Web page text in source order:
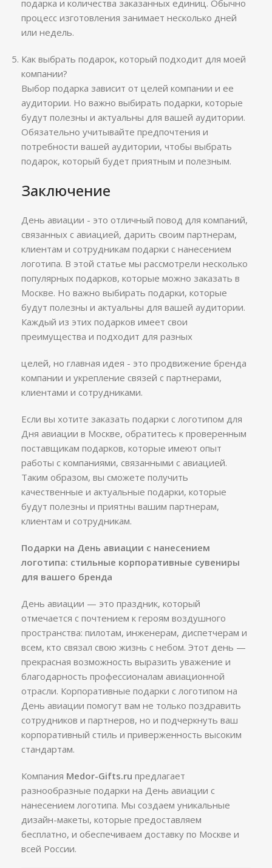
подарка и количества заказанных единиц. Обычно
процесс изготовления занимает несколько дней
или недель.
Как выбрать подарок, который подходит для моей
компании?
Выбор подарка зависит от целей компании и ее
аудитории. Но важно выбирать подарки, которые
будут полезны и актуальны для вашей аудитории.
Обязательно учитывайте предпочтения и
потребности вашей аудитории, чтобы выбрать
подарок, который будет приятным и полезным.
Заключение
День авиации - это отличный повод для компаний,
связанных с авиацией, дарить своим партнерам,
клиентам и сотрудникам подарки с нанесением
логотипа. В этой статье мы рассмотрели несколько
популярных подарков, которые можно заказать в
Москве. Но важно выбирать подарки, которые
будут полезны и актуальны для вашей аудитории.
Каждый из этих подарков имеет свои
преимущества и подходит для разных
целей, но главная идея - это продвижение бренда
компании и укрепление связей с партнерами,
клиентами и сотрудниками.
Если вы хотите заказать подарки с логотипом для
Дня авиации в Москве, обратитесь к проверенным
поставщикам подарков, которые имеют опыт
работы с компаниями, связанными с авиацией.
Таким образом, вы сможете получить
качественные и актуальные подарки, которые
будут полезны и приятны вашим партнерам,
клиентам и сотрудникам.
Подарки на День авиации с нанесением
логотипа: стильные корпоративные сувениры
для вашего бренда
День авиации — это праздник, который
отмечается с почтением к героям воздушного
пространства: пилотам, инженерам, диспетчерам и
всем, кто связал свою жизнь с небом. Этот день —
прекрасная возможность выразить уважение и
благодарность профессионалам авиационной
отрасли. Корпоративные подарки с логотипом на
День авиации помогут вам не только поздравить
сотрудников и партнеров, но и подчеркнуть ваш
корпоративный стиль и приверженность высоким
стандартам.
Компания Medor-Gifts.ru предлагает
разнообразные подарки на День авиации с
нанесением логотипа. Мы создаем уникальные
дизайн-макеты, которые предоставляем
бесплатно, и обеспечиваем доставку по Москве и
всей России.